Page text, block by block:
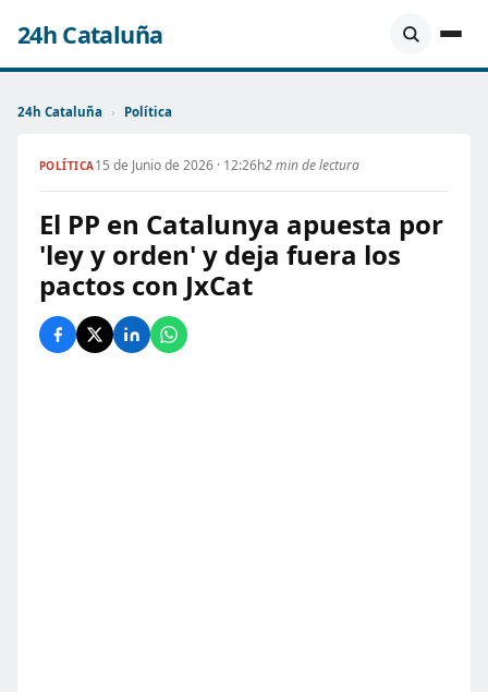
24h Cataluña
24h Cataluña › Política
POLÍTICA15 de Junio de 2026 · 12:26h2 min de lectura
El PP en Catalunya apuesta por
'ley y orden' y deja fuera los
pactos con JxCat